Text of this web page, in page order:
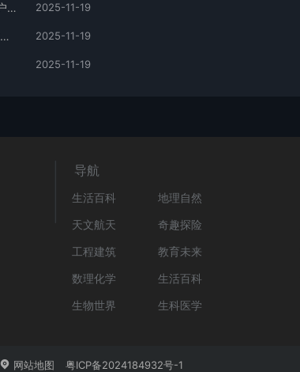
广汽昊铂新品发布会抽中苹果17却想赖账 中奖用户：昊铂玩不起 2025-11-19
10年费用仅4035美元！陶琳：特斯拉是维护成本最低的品牌 2025-11-19
2025-11-19
导航
生活百科
地理自然
天文航天
奇趣探险
工程建筑
教育未来
数理化学
生活百科
生物世界
生科医学
网站地图 粤ICP备2024184932号-1